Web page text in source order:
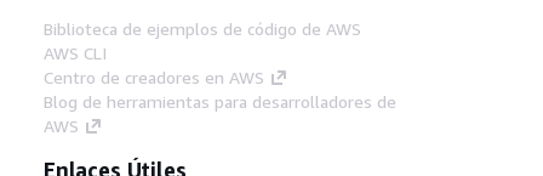
Biblioteca de ejemplos de código de AWS
AWS CLI
Centro de creadores en AWS
Blog de herramientas para desarrolladores de
AWS
Enlaces Útiles